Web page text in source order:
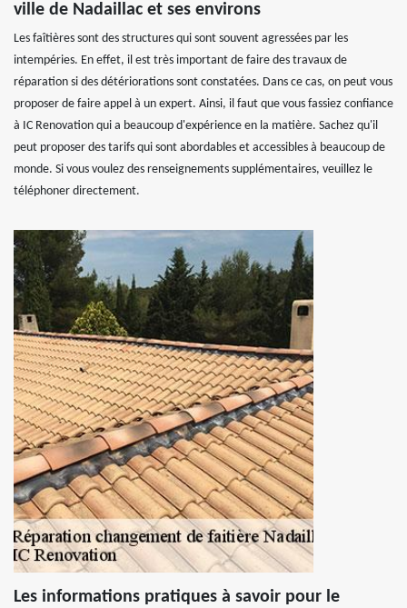
ville de Nadaillac et ses environs
Les faîtières sont des structures qui sont souvent agressées par les
intempéries. En effet, il est très important de faire des travaux de
réparation si des détériorations sont constatées. Dans ce cas, on peut vous
proposer de faire appel à un expert. Ainsi, il faut que vous fassiez confiance
à IC Renovation qui a beaucoup d'expérience en la matière. Sachez qu'il
peut proposer des tarifs qui sont abordables et accessibles à beaucoup de
monde. Si vous voulez des renseignements supplémentaires, veuillez le
téléphoner directement.
Les informations pratiques à savoir pour le